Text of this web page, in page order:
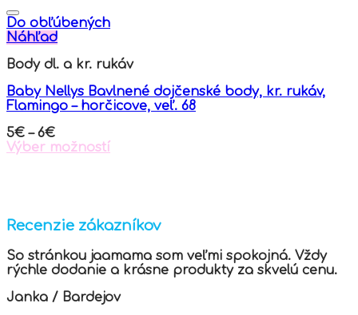
page
product
has
multiple
The
may
be
chosen
on
the
Do obľúbených
Náhľad
Body dl. a kr. rukáv
Baby Nellys Bavlnené dojčenské body, kr. rukáv,
Flamingo – horčicove, veľ. 68
5€ –6€
Výber možností
variants.
The
options
may
be
chosen
on
Recenzie zákazníkov
So stránkou jaamama som veľmi spokojná. Vždy
rýchle dodanie a krásne produkty za skvelú cenu.
Janka / Bardejov